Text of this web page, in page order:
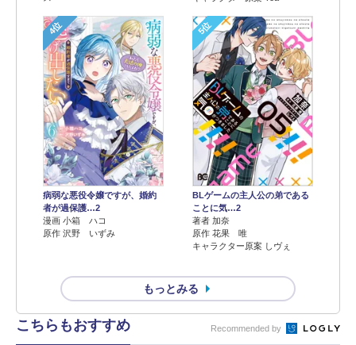
4位
病弱な悪役令嬢ですが、婚約
者が過保護…2
漫画 小箱 ハコ
原作 沢野 いずみ
5位
BLゲームの主人公の弟である
ことに気…2
著者 加奈
原作 花果 唯
キャラクター原案 しヴぇ
もっとみる
こちらもおすすめ Recommended by